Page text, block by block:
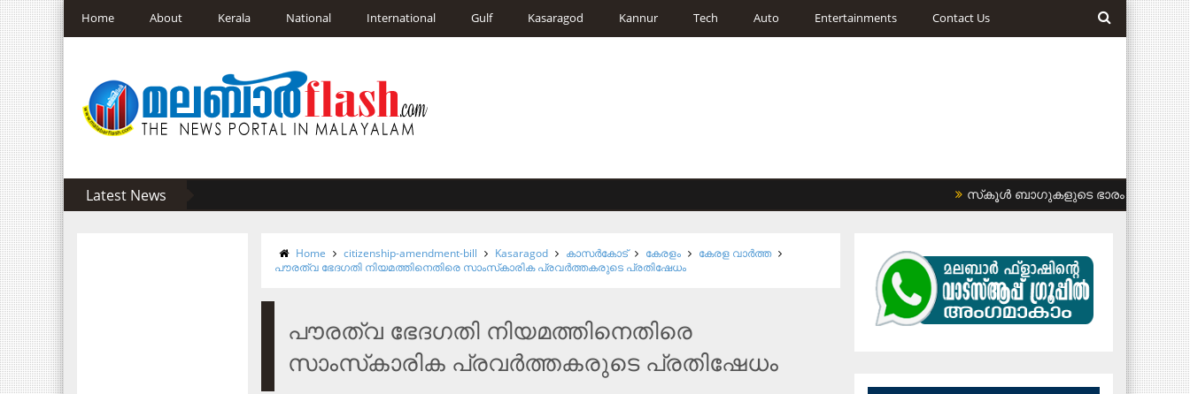
Home About Kerala National International Gulf Kasaragod Kannur Tech Auto Entertainments Contact Us
Latest News സ്‌കൂള്‍ ബാഗുകളുടെ ഭാരം കുറയ്ക്കണം:
Home citizenship-amendment-bill Kasaragod കാസര്‍കോട് കേരളം
കേരള വാര്‍ത്ത
പൗരത്വ ഭേദഗതി നിയമത്തിനെതിരെ സാംസ്‌കാരിക പ്രവര്‍ത്തകരുടെ പ്രതിഷേധം
പൗരത്വ ഭേദഗതി നിയമത്തിനെതിരെ
സാംസ്‌കാരിക പ്രവര്‍ത്തകരുടെ പ്രതിഷേധം